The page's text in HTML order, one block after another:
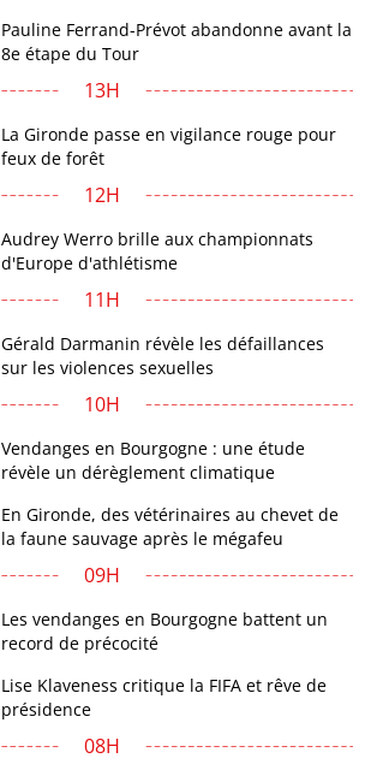
Pauline Ferrand-Prévot abandonne avant la
8e étape du Tour
13H
La Gironde passe en vigilance rouge pour
feux de forêt
12H
Audrey Werro brille aux championnats
d'Europe d'athlétisme
11H
Gérald Darmanin révèle les défaillances
sur les violences sexuelles
10H
Vendanges en Bourgogne : une étude
révèle un dérèglement climatique
En Gironde, des vétérinaires au chevet de
la faune sauvage après le mégafeu
09H
Les vendanges en Bourgogne battent un
record de précocité
Lise Klaveness critique la FIFA et rêve de
présidence
08H